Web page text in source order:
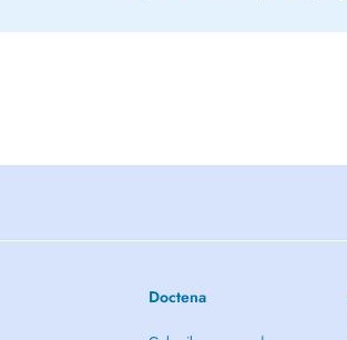
Doctena